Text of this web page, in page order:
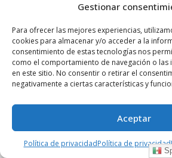
Gestionar
Para ofrecer las mejores experiencias,
cookies para almacenar y/o acceder a la
consentimiento de estas tecnologías nos
como el comportamiento de navegación o las
en este sitio. No consentir o retirar el
negativamente a ciertas características y
Aceptar
Política de privacidadPolítica de privacidad
DESTACADO
La arquitectura de no
Pátzcuaro y la
escala